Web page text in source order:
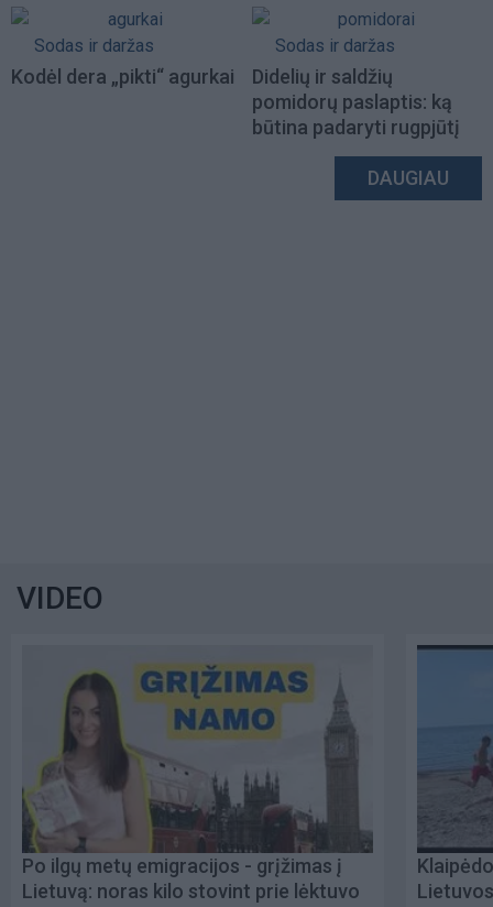
Sodas ir daržas
Kodėl dera „pikti“ agurkai
Sodas ir daržas
Didelių ir saldžių
pomidorų paslaptis: ką
būtina padaryti rugpjūtį
DAUGIAU
VIDEO
Po ilgų metų emigracijos - grįžimas į
Lietuvą: noras kilo stovint prie lėktuvo